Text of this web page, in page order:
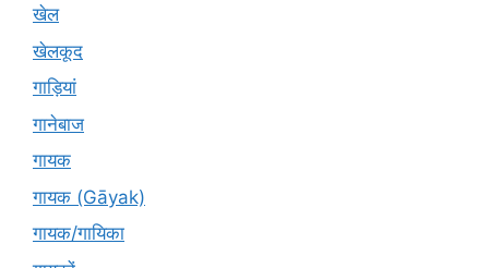
खेल
खेलकूद
गाड़ियां
गानेबाज
गायक
गायक (Gāyak)
गायक/गायिका